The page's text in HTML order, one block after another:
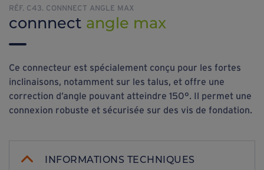
RÉF. C43. CONNNECT ANGLE MAX
connnect angle max
Ce connecteur est spécialement conçu pour les fortes
inclinaisons, notamment sur les talus, et offre une
correction d’angle pouvant atteindre 150°. Il permet une
connexion robuste et sécurisée sur des vis de fondation.
INFORMATIONS TECHNIQUES